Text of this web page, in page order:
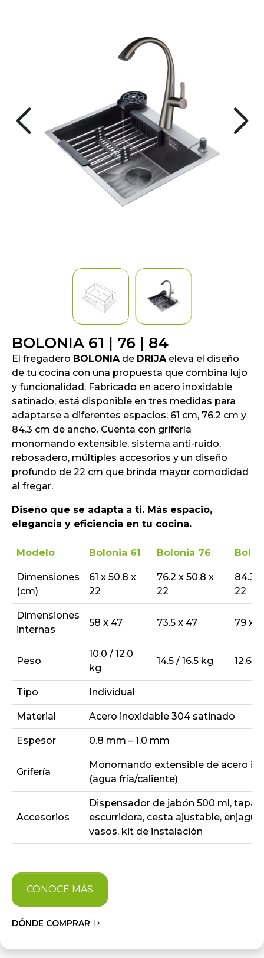
BOLONIA 61 | 76 | 84
El fregadero BOLONIAde DRIJAeleva el diseño
de tu cocina con una propuesta que combina lujo
y funcionalidad. Fabricado en acero inoxidable
satinado, está disponible en tres medidas para
adaptarse a diferentes espacios: 61 cm, 76.2 cm y
84.3 cm de ancho. Cuenta con grifería
monomando extensible, sistema anti-ruido,
rebosadero, múltiples accesorios y un diseño
profundo de 22 cm que brinda mayor comodidad
al fregar.
Diseño que se adapta a ti. Más espacio,
elegancia y eficiencia en tu cocina.
Modelo Bolonia 61 Bolonia 76
Dimensiones
(cm)
61 x 50.8 x
22
76.2 x 50.8 x
22
84.3 x
22
Dimensiones
internas
58 x 47 73.5 x 47 79 x
Peso
10.0 / 12.0
kg
14.5 / 16.5 kg 12.6 /
Tipo Individual
Material Acero inoxidable 304 satinado
Espesor 0.8 mm – 1.0 mm
Grifería
Monomando extensible de acero
(agua fría/caliente)
Accesorios
Dispensador de jabón 500 ml, tapa
escurridora, cesta ajustable,
vasos, kit de instalación
CONOCE MÁS
DÓNDE COMPRAR